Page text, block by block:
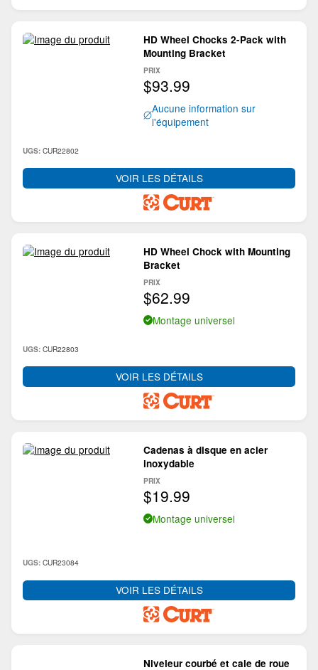
HD Wheel Chocks 2-Pack with
Mounting Bracket
Aucune information sur
l'équipement
PRIX
$93.99
UGS: CUR22802
VOIR LES DÉTAILS
HD Wheel Chock with Mounting
Bracket
Montage universel
PRIX
$62.99
UGS: CUR22803
VOIR LES DÉTAILS
Cadenas à disque en acier
inoxydable
Montage universel
PRIX
$19.99
UGS: CUR23084
VOIR LES DÉTAILS
Niveleur courbé et cale de roue